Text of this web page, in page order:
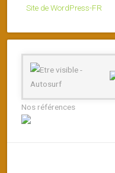
Site de WordPress-FR
Nos références